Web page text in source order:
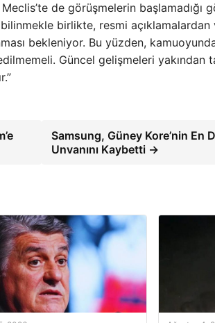
de görüşmelerin başlamadığı
birlikte, resmi açıklamalardan
bekleniyor. Bu yüzden,
Güncel gelişmeleri yakından
Samsung, Güney Kore’nin En
Unvanını Kaybetti →